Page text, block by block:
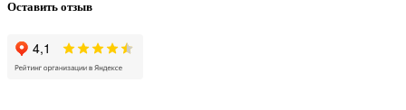
Оставить отзыв